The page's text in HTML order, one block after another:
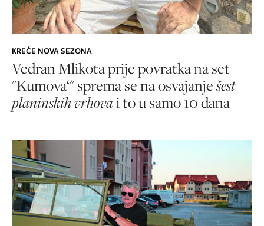
KREĆE NOVA SEZONA
Vedran Mlikota prije povratka na set
"Kumova‘" sprema se na osvajanješest
planinskih vrhovai to u samo 10 dana